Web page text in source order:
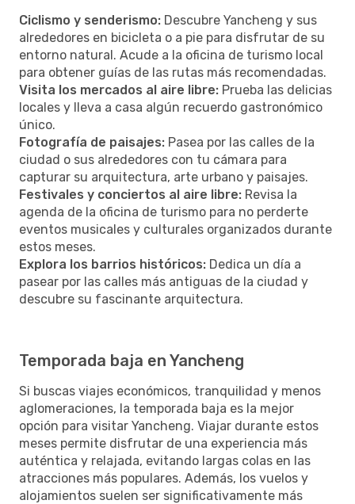
Ciclismo y senderismo: Descubre Yancheng y sus
alrededores en bicicleta o a pie para disfrutar de su
entorno natural. Acude a la oficina de turismo local
para obtener guías de las rutas más recomendadas.
Visita los mercados al aire libre: Prueba las delicias
locales y lleva a casa algún recuerdo gastronómico
único.
Fotografía de paisajes: Pasea por las calles de la
ciudad o sus alrededores con tu cámara para
capturar su arquitectura, arte urbano y paisajes.
Festivales y conciertos al aire libre: Revisa la
agenda de la oficina de turismo para no perderte
eventos musicales y culturales organizados durante
estos meses.
Explora los barrios históricos: Dedica un día a
pasear por las calles más antiguas de la ciudad y
descubre su fascinante arquitectura.
Temporada baja en Yancheng
Si buscas viajes económicos, tranquilidad y menos
aglomeraciones, la temporada baja es la mejor
opción para visitar Yancheng. Viajar durante estos
meses permite disfrutar de una experiencia más
auténtica y relajada, evitando largas colas en las
atracciones más populares. Además, los vuelos y
alojamientos suelen ser significativamente más